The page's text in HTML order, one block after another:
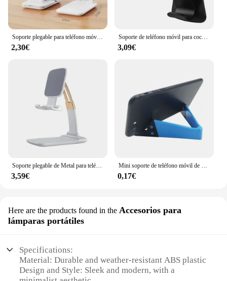
2,30€
Soporte de teléfono móvil para cochecito de bebé, abrazadera giratoria Universal 360, soporte de teléfono para bicicleta, GPS
3,09€
Soporte plegable de Metal para teléfono móvil, soporte para iPad, iPhone 15, 14, 13, 12, tableta, escritorio, soporte para teléfono móvil
3,59€
Mini soporte de teléfono móvil de escritorio en forma de V, soporte portátil plegable ajustable para IPhone, Samsung, iPad, soporte Universal, nuevo
0,17€
Here are the products found in the Accesorios para
lámparas portátiles
Specifications:
Material: Durable and weather-resistant ABS plastic
Design and Style: Sleek and modern, with a